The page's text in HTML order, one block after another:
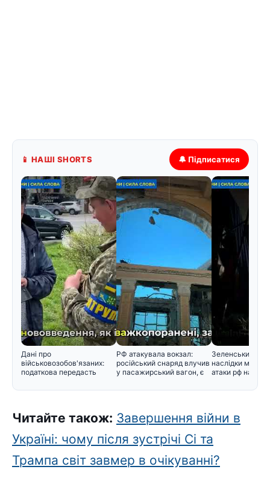
📱 НАШІ SHORTS 🔔 Підписатися
Дані про
військовозобов'язаних:
податкова передасть
РФ атакувала вокзал:
російський снаряд влучив
у пасажирський вагон, є
Зеленський
наслідки
атаки рф на
Читайте також: Завершення війни в
Україні: чому після зустрічі Сі та
Трампа світ завмер в очікуванні?